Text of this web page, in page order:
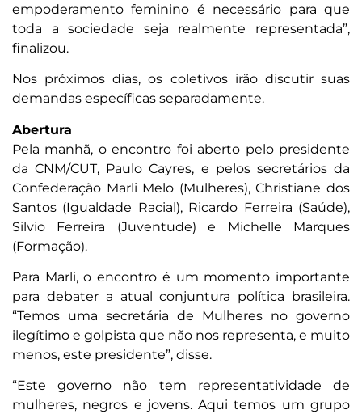
empoderamento feminino é necessário para que
toda a sociedade seja realmente representada”,
finalizou.
Nos próximos dias, os coletivos irão discutir suas
demandas específicas separadamente.
Abertura
Pela manhã, o encontro foi aberto pelo presidente
da CNM/CUT, Paulo Cayres, e pelos secretários da
Confederação Marli Melo (Mulheres), Christiane dos
Santos (Igualdade Racial), Ricardo Ferreira (Saúde),
Silvio Ferreira (Juventude) e Michelle Marques
(Formação).
Para Marli, o encontro é um momento importante
para debater a atual conjuntura política brasileira.
“Temos uma secretária de Mulheres no governo
ilegítimo e golpista que não nos representa, e muito
menos, este presidente”, disse.
“Este governo não tem representatividade de
mulheres, negros e jovens. Aqui temos um grupo